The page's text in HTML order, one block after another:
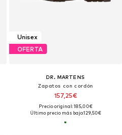
Unisex
OFERTA
DR. MARTENS
Zapatos con cordón
157,25€
Precio original: 185,00€
Último precio más bajo:129,50€